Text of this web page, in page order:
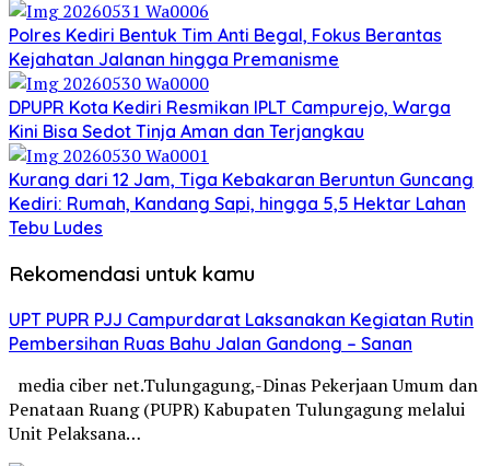
Polres Kediri Bentuk Tim Anti Begal, Fokus Berantas
Kejahatan Jalanan hingga Premanisme
DPUPR Kota Kediri Resmikan IPLT Campurejo, Warga
Kini Bisa Sedot Tinja Aman dan Terjangkau
Kurang dari 12 Jam, Tiga Kebakaran Beruntun Guncang
Kediri: Rumah, Kandang Sapi, hingga 5,5 Hektar Lahan
Tebu Ludes
Rekomendasi untuk kamu
UPT PUPR PJJ Campurdarat Laksanakan Kegiatan Rutin
Pembersihan Ruas Bahu Jalan Gandong – Sanan
media ciber net.Tulungagung,-Dinas Pekerjaan Umum dan
Penataan Ruang (PUPR) Kabupaten Tulungagung melalui
Unit Pelaksana…